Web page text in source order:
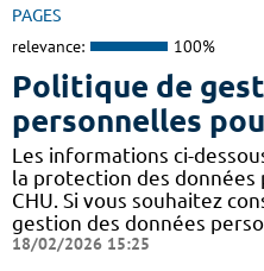
PAGES
relevance: 100%
Politique de
personnelles
Les informations ci-
la protection des données
CHU. Si vous souhaitez
gestion des données
18/02/2026 15:25